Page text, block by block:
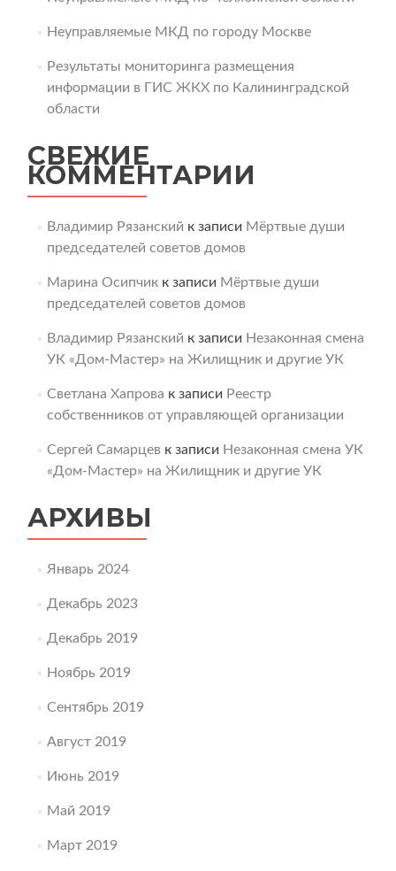
Неуправляемые МКД по городу Москве
Результаты мониторинга размещения
информации в ГИС ЖКХ по Калининградской
области
СВЕЖИЕ
КОММЕНТАРИИ
Владимир Рязанский к записи Мёртвые души
председателей советов домов
Марина Осипчикк записи Мёртвые души
председателей советов домов
Владимир Рязанский к записи Незаконная смена
УК «Дом-Мастер» на Жилищник и другие УК
Светлана Хапрова к записи Реестр
собственников от управляющей организации
Сергей Самарцевк записи Незаконная смена УК
«Дом-Мастер» на Жилищник и другие УК
АРХИВЫ
Январь 2024
Декабрь 2023
Декабрь 2019
Ноябрь 2019
Сентябрь 2019
Август 2019
Июнь 2019
Май 2019
Март 2019